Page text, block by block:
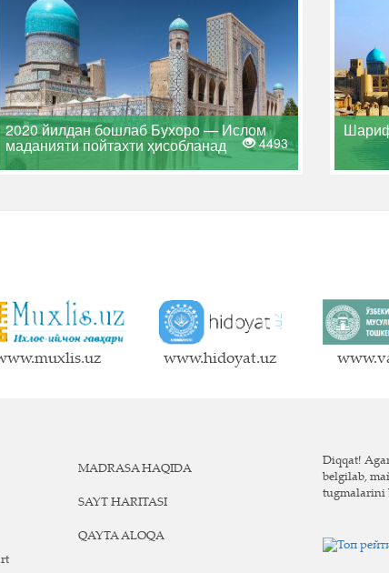
2020 йилдан бошлаб Бухоро — Ислом
маданияти пойтахти ҳисобланад 4493
www.hidoyat.uz
MADRASA HAQIDA
SAYT HARITASI
QAYTA ALOQA
Diqqat!
belgilab,
tugmalarini